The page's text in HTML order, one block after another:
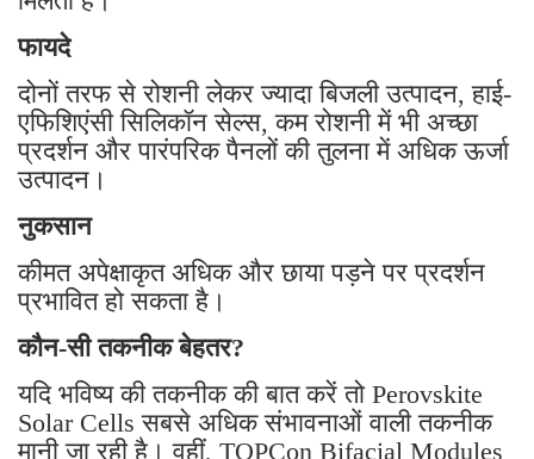
फायदे
दोनों तरफ से रोशनी लेकर ज्यादा बिजली उत्पादन, हाई-
एफिशिएंसी सिलिकॉन सेल्स, कम रोशनी में भी अच्छा
प्रदर्शन और पारंपरिक पैनलों की तुलना में अधिक ऊर्जा
उत्पादन।
नुकसान
कीमत अपेक्षाकृत अधिक और छाया पड़ने पर प्रदर्शन
प्रभावित हो सकता है।
कौन-सी तकनीक बेहतर?
यदि भविष्य की तकनीक की बात करें तो Perovskite
Solar Cells सबसे अधिक संभावनाओं वाली तकनीक
मानी जा रही है। वहीं, TOPCon Bifacial Modules